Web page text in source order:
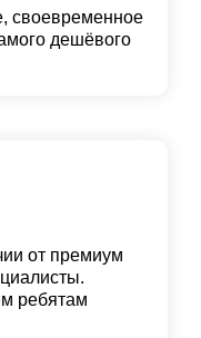
своевременное
дешёвого
от премиум
ребятам